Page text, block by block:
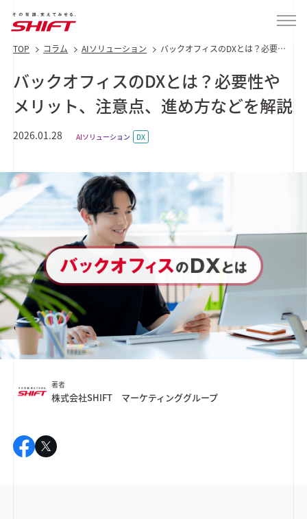
TOP コラム AIソリューション
バックオフィスのDXとは？必要性
バックオフィスのDXとは？必要性や
メリット、注意点、進め方などを解説
2026.01.28 AIソリューション DX
著者
株式会社SHIFT マーケティンググループ